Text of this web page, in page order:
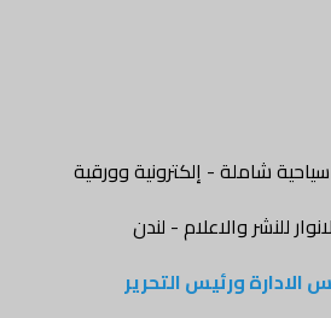
شاملة - إلكترونية وورقية
للنشر والاعلام - لندن
ورئيس التحرير